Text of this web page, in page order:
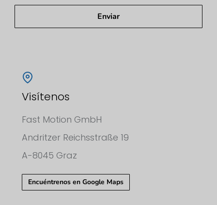
Enviar
Visítenos
Fast Motion GmbH
Andritzer Reichsstraße 19
A-8045 Graz
Encuéntrenos en Google Maps